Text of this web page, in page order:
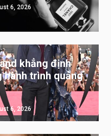
6, 2026
khẳng định
trình quảng
6, 2026